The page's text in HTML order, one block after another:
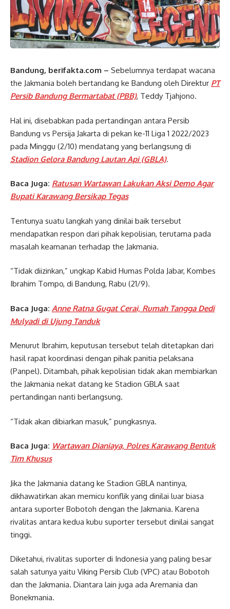
Bandung, berifakta.com – Sebelumnya terdapat wacana
the Jakmania boleh bertandang ke Bandung oleh Direktur PT
Persib Bandung Bermartabat (PBB), Teddy Tjahjono.
Hal ini, disebabkan pada pertandingan antara Persib
Bandung vs Persija Jakarta di pekan ke-11 Liga 1 2022/2023
pada Minggu (2/10) mendatang yang berlangsung di
Stadion Gelora Bandung Lautan Api (GBLA).
Baca Juga: Ratusan Wartawan Lakukan Aksi Demo Agar
Bupati Karawang Bersikap Tegas
Tentunya suatu langkah yang dinilai baik tersebut
mendapatkan respon dari pihak kepolisian, terutama pada
masalah keamanan terhadap the Jakmania.
“Tidak diizinkan,” ungkap Kabid Humas Polda Jabar, Kombes
Ibrahim Tompo, di Bandung, Rabu (21/9).
Baca Juga: Anne Ratna Gugat Cerai, Rumah Tangga Dedi
Mulyadi di Ujung Tanduk
Menurut Ibrahim, keputusan tersebut telah ditetapkan dari
hasil rapat koordinasi dengan pihak panitia pelaksana
(Panpel). Ditambah, pihak kepolisian tidak akan membiarkan
the Jakmania nekat datang ke Stadion GBLA saat
pertandingan nanti berlangsung.
“Tidak akan dibiarkan masuk,” pungkasnya.
Baca Juga: Wartawan Dianiaya, Polres Karawang Bentuk
Tim Khusus
Jika the Jakmania datang ke Stadion GBLA nantinya,
dikhawatirkan akan memicu konflik yang dinilai luar biasa
antara suporter Bobotoh dengan the Jakmania. Karena
rivalitas antara kedua kubu suporter tersebut dinilai sangat
tinggi.
Diketahui, rivalitas suporter di Indonesia yang paling besar
salah satunya yaitu Viking Persib Club (VPC) atau Bobotoh
dan the Jakmania. Diantara lain juga ada Aremania dan
Bonekmania.